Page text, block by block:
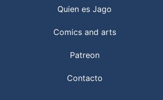
Quien es Jago
Comics and arts
Patreon
Contacto